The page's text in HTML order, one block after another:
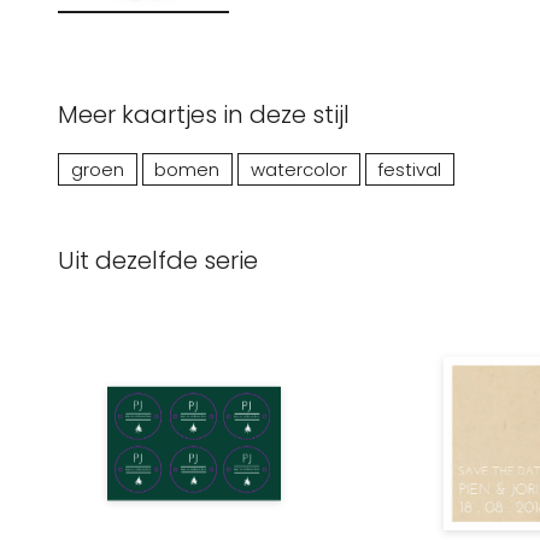
Meer kaartjes in deze stijl
groen bomen watercolor festival
Uit dezelfde serie